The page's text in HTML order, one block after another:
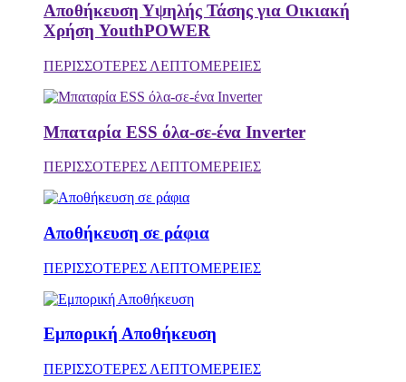
Αποθήκευση Υψηλής Τάσης για Οικιακή
Χρήση YouthPOWER
ΠΕΡΙΣΣΟΤΕΡΕΣ ΛΕΠΤΟΜΕΡΕΙΕΣ
Μπαταρία ESS όλα-σε-ένα Inverter
ΠΕΡΙΣΣΟΤΕΡΕΣ ΛΕΠΤΟΜΕΡΕΙΕΣ
Αποθήκευση σε ράφια
ΠΕΡΙΣΣΟΤΕΡΕΣ ΛΕΠΤΟΜΕΡΕΙΕΣ
Εμπορική Αποθήκευση
ΠΕΡΙΣΣΟΤΕΡΕΣ ΛΕΠΤΟΜΕΡΕΙΕΣ